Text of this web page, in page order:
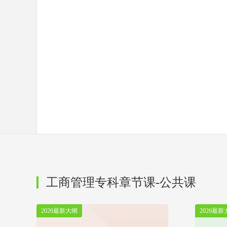
工商管理专科章节课-公共课
2026最新大纲 2026最新